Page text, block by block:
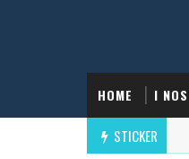
HOME I
STICKER